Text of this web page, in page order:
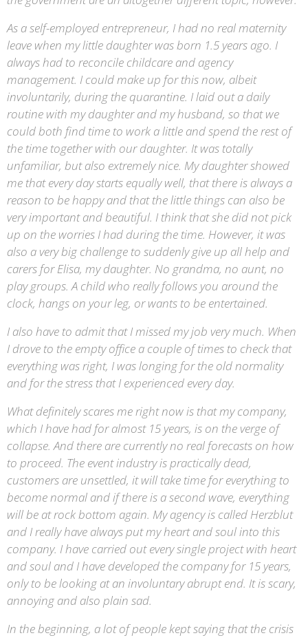
As a self-employed entrepreneur, I had no real maternity
leave when my little daughter was born 1.5 years ago. I
always had to reconcile childcare and agency
management. I could make up for this now, albeit
involuntarily, during the quarantine. I laid out a daily
routine with my daughter and my husband, so that we
could both find time to work a little and spend the rest of
the time together with our daughter. It was totally
unfamiliar, but also extremely nice. My daughter showed
me that every day starts equally well, that there is always a
reason to be happy and that the little things can also be
very important and beautiful. I think that she did not pick
up on the worries I had during the time. However, it was
also a very big challenge to suddenly give up all help and
carers for Elisa, my daughter. No grandma, no aunt, no
play groups. A child who really follows you around the
clock, hangs on your leg, or wants to be entertained.
I also have to admit that I missed my job very much. When
I drove to the empty office a couple of times to check that
everything was right, I was longing for the old normality
and for the stress that I experienced every day.
What definitely scares me right now is that my company,
which I have had for almost 15 years, is on the verge of
collapse. And there are currently no real forecasts on how
to proceed. The event industry is practically dead,
customers are unsettled, it will take time for everything to
become normal and if there is a second wave, everything
will be at rock bottom again. My agency is called Herzblut
and I really have always put my heart and soul into this
company. I have carried out every single project with heart
and soul and I have developed the company for 15 years,
only to be looking at an involuntary abrupt end. It is scary,
annoying and also plain sad.
In the beginning, a lot of people kept saying that the crisis